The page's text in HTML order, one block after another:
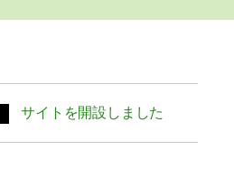
サイトを開設しました